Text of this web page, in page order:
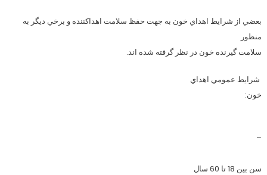
بعضي از شرايط اهداي خون به جهت حفظ سلامت اهداكننده و برخي ديگر به
منظور
سلامت گيرنده خون در نظر گرفته شده اند.
شرايط عمومي اهداي
خون:
–
سن بين 18 تا 60 سال